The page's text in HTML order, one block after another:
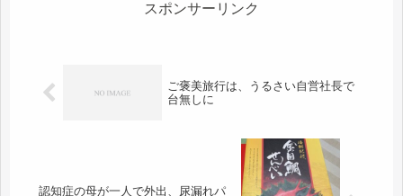
スポンサーリンク
ご褒美旅行は、うるさい自営社長で
台無しに
認知症の母が一人で外出、尿漏れパ